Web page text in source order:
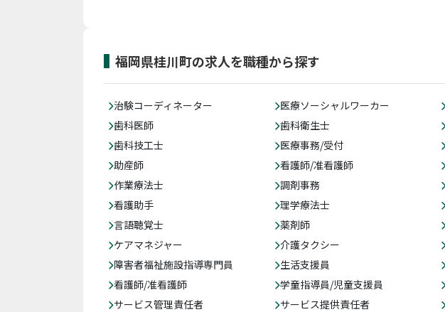
福岡県桂川町の求人を職種から探す
治験コーディネーター 医療ソーシャルワーカー
歯科医師
歯科衛生士
歯科技工士
医療事務/受付
助産師
看護師/准看護師
作業療法士
調剤事務
看護助手
理学療法士
言語聴覚士
薬剤師
ケアマネジャー
介護タクシー
障害者福祉施設指導専門員
生活支援員
看護師/准看護師
学童指導員/児童支援員
サービス管理責任者
サービス提供責任者